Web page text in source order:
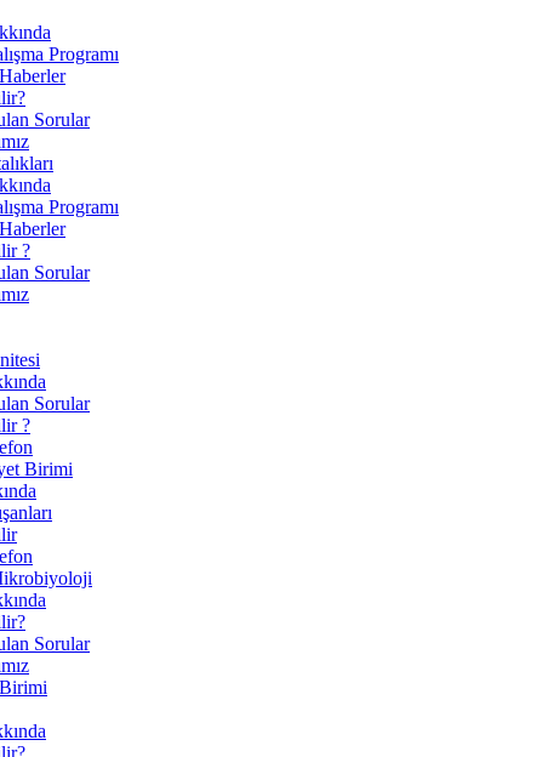
Programı
Sorular
Programı
?
Sorular
Sorular
?
Birimi
Sorular